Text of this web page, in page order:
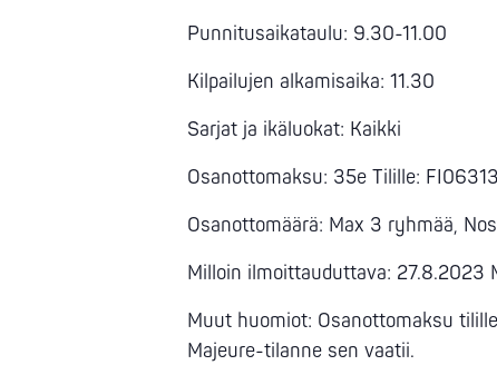
Punnitusaikataulu: 9.30-11.00
Kilpailujen alkamisaika: 11.30
Sarjat ja ikäluokat: Kaikki
Osanottomaksu: 35e Tilille:
Osanottomäärä: Max 3 ryhmää,
Milloin ilmoittauduttava: 27.8.2023
Muut huomiot: Osanottomaksu
Majeure-tilanne sen vaatii.